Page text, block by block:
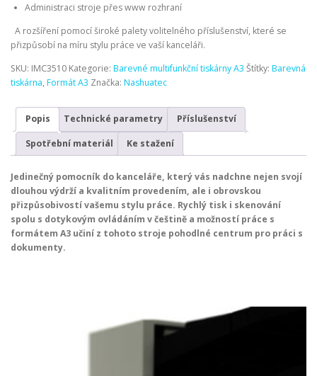
Administraci stroje přes www rozhraní
A rozšíření pomocí široké palety volitelného příslušenství, které se
přizpůsobí na míru stylu práce ve vaší kanceláři.
SKU: IMC3510 Kategorie: Barevné multifunkční tiskárny A3 Štítky: Barevná
tiskárna, Formát A3 Značka: Nashuatec
Popis Technické parametry Příslušenství
Spotřební materiál Ke stažení
Jedinečný pomocník do kanceláře, který vás nadchne nejen svojí
dlouhou výdrží a kvalitním provedením, ale i obrovskou
přizpůsobivostí vašemu stylu práce. Rychlý tisk i skenování
spolu s dotykovým ovládáním v češtině a možností práce s
formátem A3 učiní z tohoto stroje pohodlné centrum pro práci s
dokumenty.